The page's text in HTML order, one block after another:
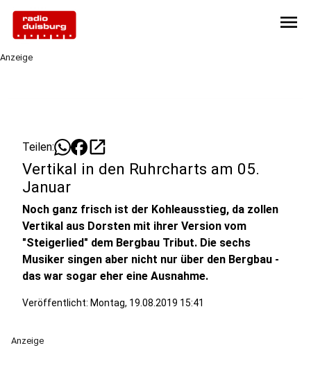
menu
Anzeige
Teilen: open_in_new
Vertikal in den Ruhrcharts am 05.
Januar
Noch ganz frisch ist der Kohleausstieg, da zollen
Vertikal aus Dorsten mit ihrer Version vom
"Steigerlied" dem Bergbau Tribut. Die sechs
Musiker singen aber nicht nur über den Bergbau -
das war sogar eher eine Ausnahme.
Veröffentlicht: Montag, 19.08.2019 15:41
Anzeige